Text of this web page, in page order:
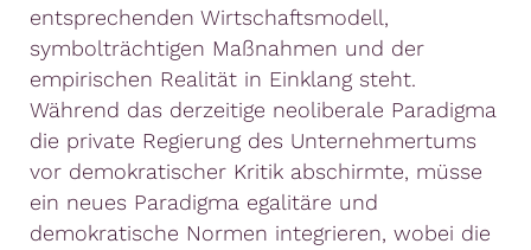
entsprechenden Wirtschaftsmodell,
symbolträchtigen Maßnahmen und der
empirischen Realität in Einklang steht.
Während das derzeitige neoliberale Paradigma
die private Regierung des Unternehmertums
vor demokratischer Kritik abschirmte, müsse
ein neues Paradigma egalitäre und
demokratische Normen integrieren, wobei die